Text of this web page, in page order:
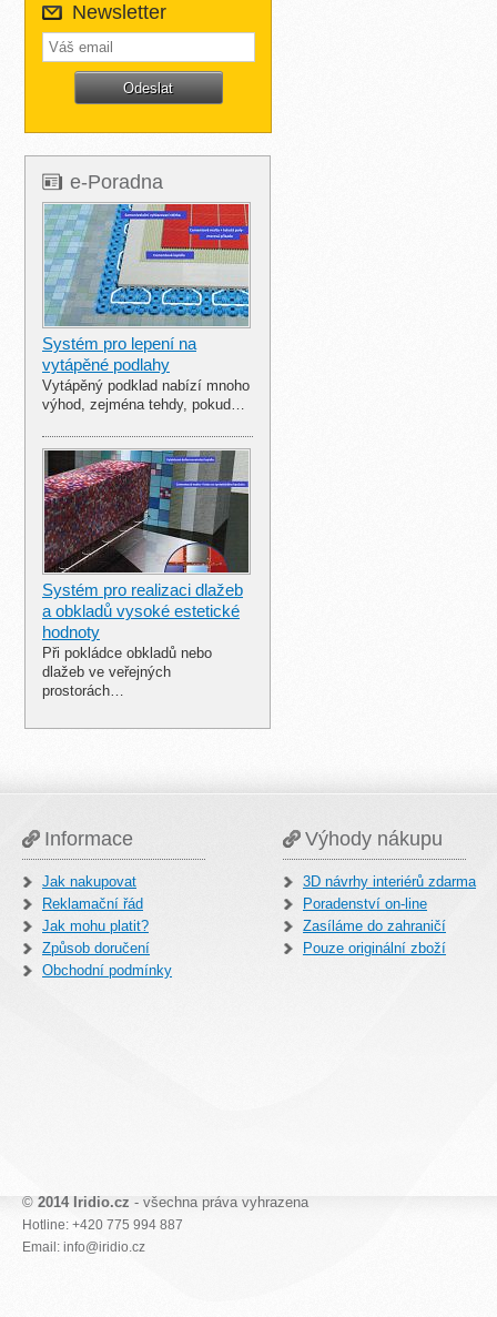
Newsletter
e-Poradna
Systém pro lepení na
vytápěné podlahy
Vytápěný podklad nabízí mnoho
výhod, zejména tehdy, pokud…
Systém pro realizaci dlažeb
a obkladů vysoké estetické
hodnoty
Při pokládce obkladů nebo
dlažeb ve veřejných
prostorách…
Informace
Jak nakupovat
Reklamační řád
Jak mohu platit?
Způsob doručení
Obchodní podmínky
Výhody nákupu
3D návrhy interiérů zdarma
Poradenství on-line
Zasíláme do zahraničí
Pouze originální zboží
© 2014 Iridio.cz - všechna práva vyhrazena
Hotline: +420 775 994 887
Email: info@iridio.cz